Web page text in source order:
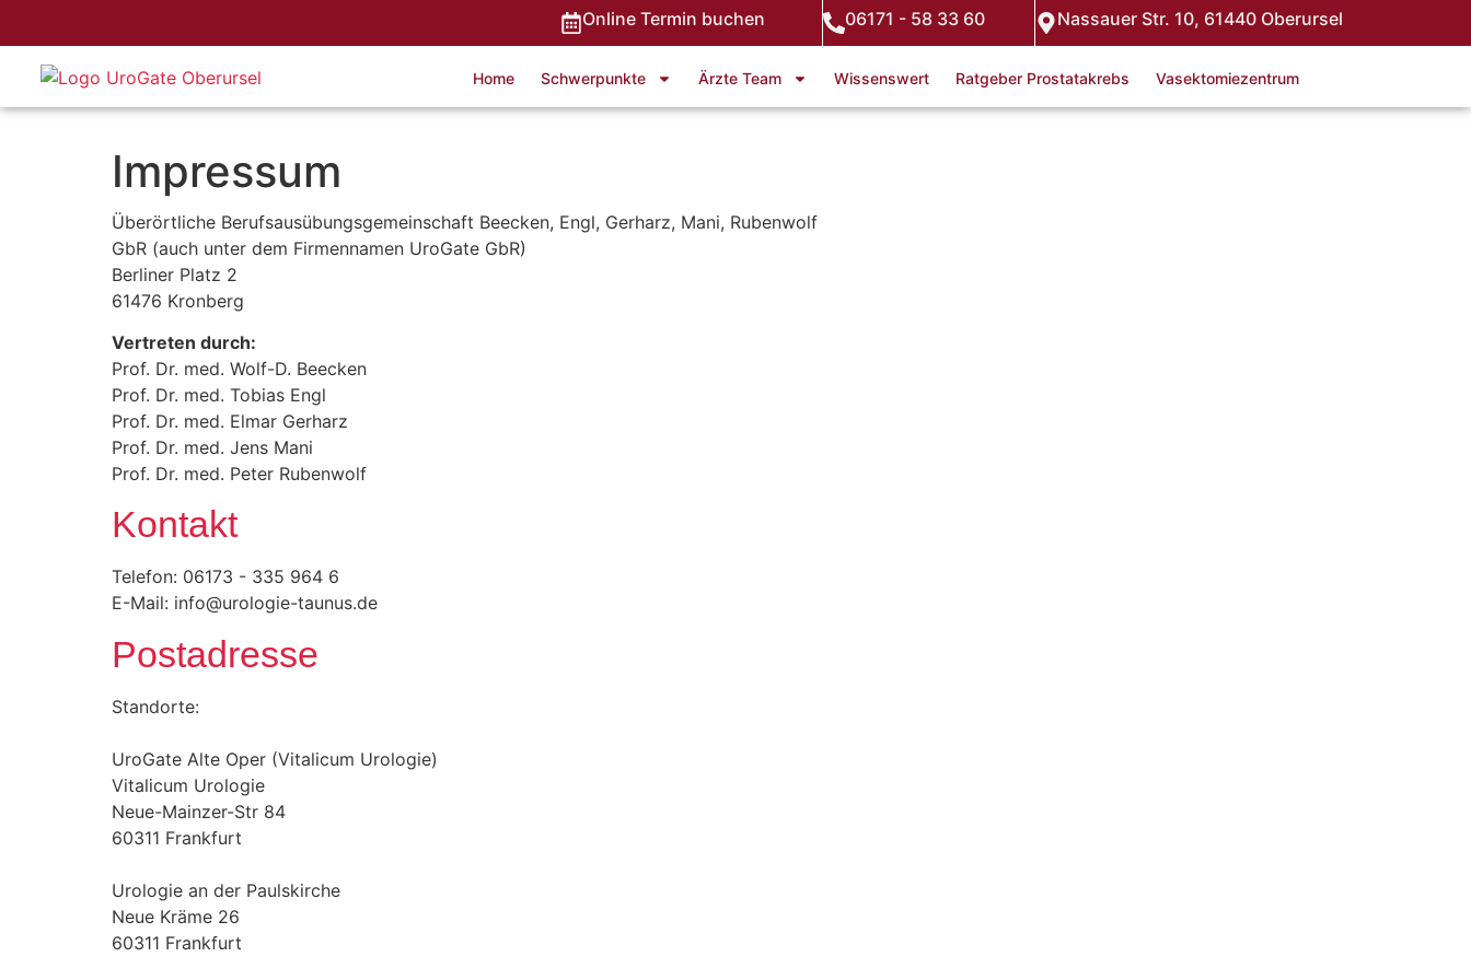
Online Termin buchen 06171 - 58 33 60 Nassauer Str. 10, 61440 Oberursel
Home Schwerpunkte Ärzte Team Wissenswert Ratgeber Prostatakrebs Vasektomiezentrum
Impressum
Überörtliche Berufsausübungsgemeinschaft Beecken, Engl, Gerharz, Mani, Rubenwolf
GbR (auch unter dem Firmennamen UroGate GbR)
Berliner Platz 2
61476 Kronberg
Vertreten durch:
Prof. Dr. med. Wolf-D. Beecken
Prof. Dr. med. Tobias Engl
Prof. Dr. med. Elmar Gerharz
Prof. Dr. med. Jens Mani
Prof. Dr. med. Peter Rubenwolf
Kontakt
Telefon: 06173 - 335 964 6
E-Mail: info@urologie-taunus.de
Postadresse
Standorte:
UroGate Alte Oper (Vitalicum Urologie)
Vitalicum Urologie
Neue-Mainzer-Str 84
60311 Frankfurt
Urologie an der Paulskirche
Neue Kräme 26
60311 Frankfurt